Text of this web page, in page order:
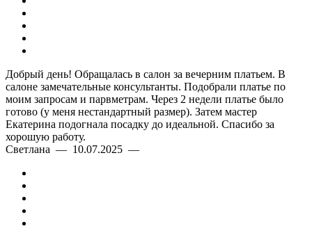
Добрый день! Обращалась в салон за вечерним платьем. В
салоне замечательные консультанты. Подобрали платье по
моим запросам и парвметрам. Через 2 недели платье было
готово (у меня нестандартный размер). Затем мастер
Екатерина подогнала посадку до идеальной. Спасибо за
хорошую работу.
Светлана — 10.07.2025 —